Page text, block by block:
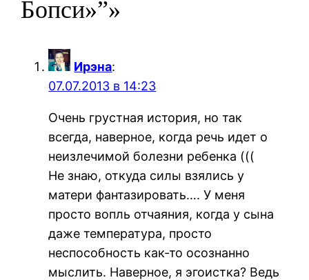
Бопси»”»
Ирэна:
07.07.2013 в 14:23
Очень грустная история, но так
всегда, наверное, когда речь идет о
неизлечимой болезни ребенка (((
Не знаю, откуда силы взялись у
матери фантазировать…. У меня
просто вопль отчаяния, когда у сына
даже температура, просто
неспособность как-то осознанно
мыслить. Наверное, я эгоистка? Ведь